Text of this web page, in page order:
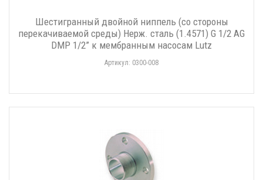
Шестигранный двойной ниппель (со стороны
перекачиваемой среды) Нерж. сталь (1.4571) G 1/2 AG
DMP 1/2” к мембранным насосам Lutz
Артикул: 0300-008